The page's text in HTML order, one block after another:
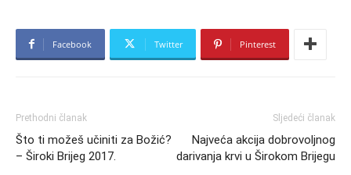
Facebook Twitter Pinterest
Prethodni članak
Što ti možeš učiniti za Božić?
– Široki Brijeg 2017.
Sljedeći članak
Najveća akcija dobrovoljnog
darivanja krvi u Širokom Brijegu